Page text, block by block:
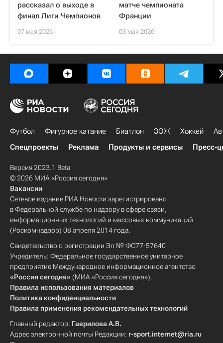
рассказал о выходе в
финал Лиги Чемпионов
07 мая 2026
матче чемпионата
Франции
03 мая 2026
Футбол Фигурное катание Биатлон ЗОЖ Хоккей
Спецпроекты
Реклама Продукты и сервисы Пресс-
Версия 2023.1 Beta
© 2026 МИА «Россия сегодня»
Вакансии
Сетевое издание РИА Новости зарегистрировано
в Федеральной службе по надзору в сфере связи,
информационных технологий и массовых коммуникаций
(Роскомнадзор) 08 апреля 2014 года.
Свидетельство о регистрации Эл № ФС77-57640
Учредитель: Федеральное государственное унитарное
предприятие Международное информационное агентство
«Россия сегодня» (МИА «Россия сегодня»).
Правила использования материалов
Политика конфиденциальности
Правила применения рекомендательных технологий
Главный редактор: Гаврилова А.В.
Адрес электронной почты Редакции: r-sport.internet@ria.ru